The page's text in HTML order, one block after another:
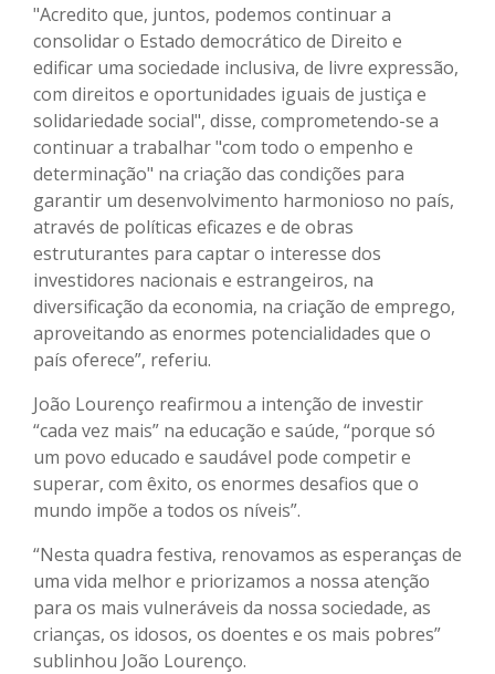
"Acredito que, juntos, podemos continuar a
consolidar o Estado democrático de Direito e
edificar uma sociedade inclusiva, de livre expressão,
com direitos e oportunidades iguais de justiça e
solidariedade social", disse, comprometendo-se a
continuar a trabalhar "com todo o empenho e
determinação" na criação das condições para
garantir um desenvolvimento harmonioso no país,
através de políticas eficazes e de obras
estruturantes para captar o interesse dos
investidores nacionais e estrangeiros, na
diversificação da economia, na criação de emprego,
aproveitando as enormes potencialidades que o
país oferece”, referiu.
João Lourenço reafirmou a intenção de investir
“cada vez mais” na educação e saúde, “porque só
um povo educado e saudável pode competir e
superar, com êxito, os enormes desafios que o
mundo impõe a todos os níveis”.
“Nesta quadra festiva, renovamos as esperanças de
uma vida melhor e priorizamos a nossa atenção
para os mais vulneráveis da nossa sociedade, as
crianças, os idosos, os doentes e os mais pobres”
sublinhou João Lourenço.